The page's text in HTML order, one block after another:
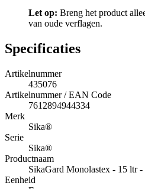
Let op: Breng het product
van oude verflagen.
Specificaties
Artikelnummer
435076
Artikelnummer / EAN Code
7612894944334
Merk
Sika®
Serie
Sika®
Productnaam
SikaGard Monolastex - 15 ltr
Eenheid